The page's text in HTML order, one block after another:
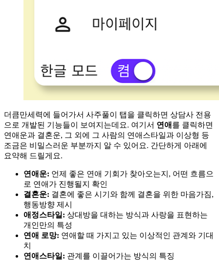
더큼만세력에 들어가서 사주풀이 탭을 클릭하면 상담사 전용
으로 개발된 기능들이 보여지는데요. 여기서 연애 를 클릭하면
연애운과 결혼운, 그 외에 그 사람의 연애스타일과 이상형 등
조금은 비밀스러운 부분까지 알 수 있어요. 간단하게 아래에
요약해 드릴게요.
연애운: 언제 좋은 연애 기회가 찾아오는지, 어떤 흐름으
로 연애가 진행될지 확인
결혼운: 결혼에 좋은 시기와 함께 결혼을 위한 마음가짐,
행동방향 제시
애정스타일: 상대방을 대하는 방식과 사랑을 표현하는
개인만의 특성
연애 로망: 연애할 때 가지고 있는 이상적인 관계와 기대
치
연애스타일: 관계를 이끌어가는 방식의 특징